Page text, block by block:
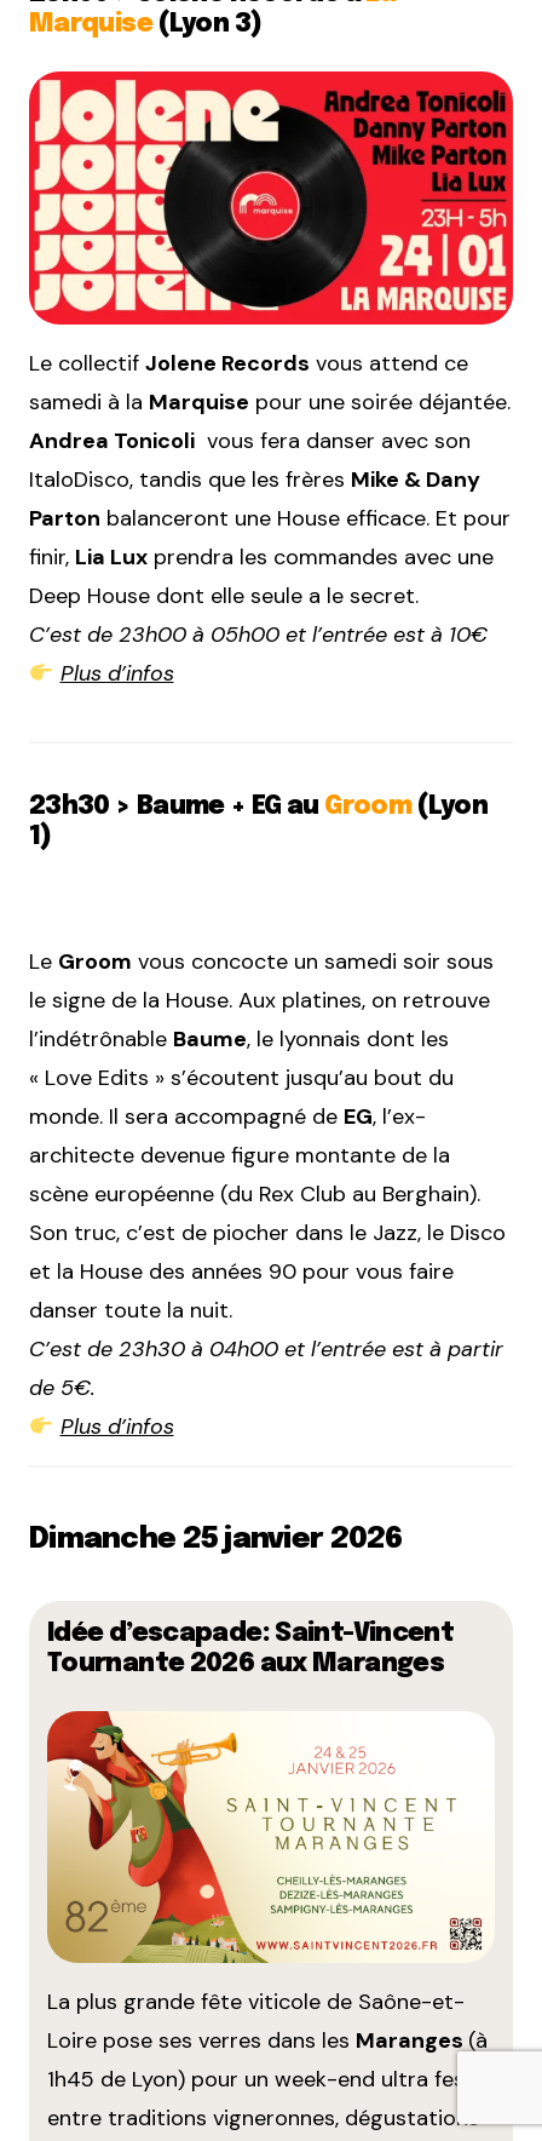
Marquise(Lyon 3)
Le collectif Jolene Records vous attend ce
samedi à la Marquise pour une soirée déjantée.
Andrea Tonicoli vous fera danser avec son
ItaloDisco, tandis que les frères Mike & Dany
Parton balanceront une House efficace. Et pour
finir, Lia Lux prendra les commandes avec une
Deep House dont elle seule a le secret.
C’est de 23h00 à 05h00 et l’entrée est à 10€
Plus d’infos
23h30 > Baume + EG au Groom(Lyon
1)
Le Groom vous concocte un samedi soir sous
le signe de la House. Aux platines, on retrouve
l’indétrônable Baume, le lyonnais dont les
« Love Edits » s’écoutent jusqu’au bout du
monde. Il sera accompagné de EG, l’ex-
architecte devenue figure montante de la
scène européenne (du Rex Club au Berghain).
Son truc, c’est de piocher dans le Jazz, le Disco
et la House des années 90 pour vous faire
danser toute la nuit.
C’est de 23h30 à 04h00 et l’entrée est à partir
de 5€.
Plus d’infos
Dimanche 25 janvier 2026
Idée d’escapade: Saint-Vincent
Tournante 2026 aux Maranges
La plus grande fête viticole de Saône-et-
Loire pose ses verres dans les Maranges (à
1h45 de Lyon) pour un week-end ultra festif
entre traditions vigneronnes, dégustations